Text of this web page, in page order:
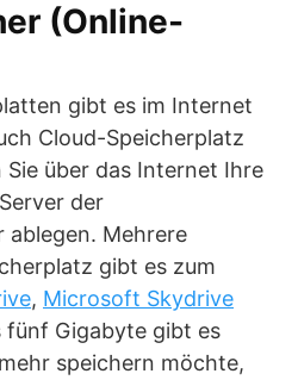
(Online-
gibt es im Internet
Cloud-Speicherplatz
über das Internet Ihre
der
ablegen. Mehrere
gibt es zum
, Microsoft Skydrive
fünf Gigabyte gibt es
speichern möchte,